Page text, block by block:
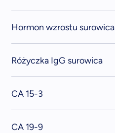
Hormon wzrostu surowica
Różyczka IgG surowica
CA 15-3
CA 19-9